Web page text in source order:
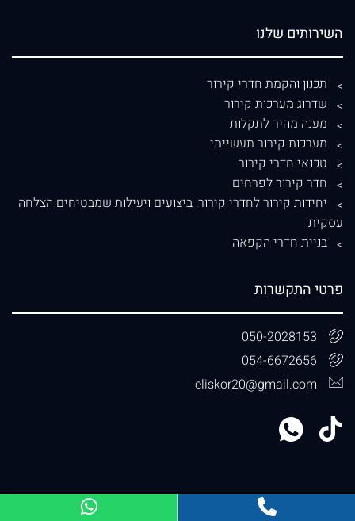
השירותים שלנו
תכנון והקמת חדרי קירור
שדרוג מערכות קירור
מענה מהיר לתקלות
מערכות קירור תעשייתי
טכנאי חדרי קירור
חדר קירור לפרחים
יחידות קירור לחדרי קירור: ביצועים ויעילות שמבטיחים הצלחה
עסקית
בניית חדרי הקפאה
פרטי התקשרות
050-2028153
054-6672656
eliskor20@gmail.com